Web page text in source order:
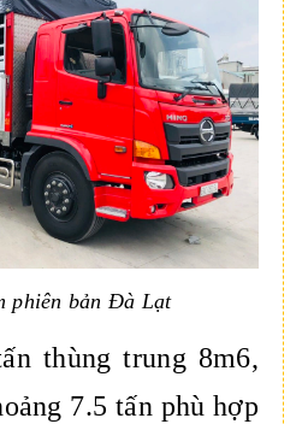
phiên bản Đà Lạt
thùng trung 8m6,
7.5 tấn phù hợp